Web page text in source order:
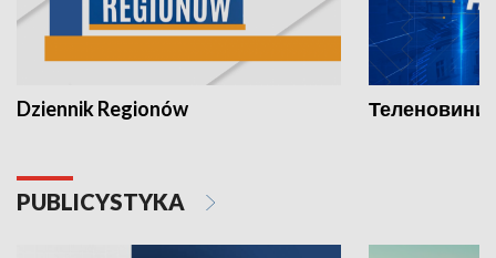
Dziennik Regionów Теленовини
PUBLICYSTYKA